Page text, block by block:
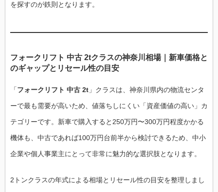
を探すのが鉄則となります。
フォークリフト 中古 2tクラスの神奈川相場｜新車価格と
のギャップとリセール性の目安
「フォークリフト 中古 2t 」クラスは、神奈川県内の物流センタ
ーで最も需要が高いため、値落ちしにくい「資産価値の高い」カ
テゴリーです。新車で購入すると250万円〜300万円程度かかる
機体も、中古であれば100万円台前半から検討できるため、中小
企業や個人事業主にとって非常に魅力的な選択肢となります。
2トンクラスの年式による相場とリセール性の目安を整理しまし